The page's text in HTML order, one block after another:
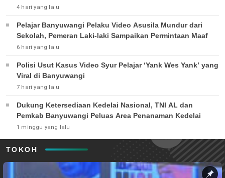
4 hari yang lalu
Pelajar Banyuwangi Pelaku Video Asusila Mundur dari
Sekolah, Pemeran Laki-laki Sampaikan Permintaan Maaf
6 hari yang lalu
Polisi Usut Kasus Video Syur Pelajar ‘Yank Wes Yank’ yang
Viral di Banyuwangi
7 hari yang lalu
Dukung Ketersediaan Kedelai Nasional, TNI AL dan
Pemkab Banyuwangi Peluas Area Penanaman Kedelai
1 minggu yang lalu
TOKOH